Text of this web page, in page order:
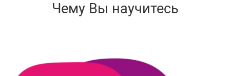
Чему Вы научитесь